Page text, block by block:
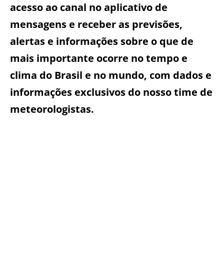
acesso ao canal no aplicativo de
mensagens e receber as previsões,
alertas e informações sobre o que de
mais importante ocorre no tempo e
clima do Brasil e no mundo, com dados e
informações exclusivos do nosso time de
meteorologistas.